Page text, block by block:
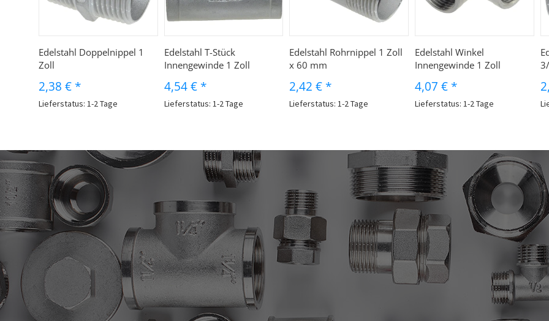
Edelstahl Doppelnippel 1
Zoll
2,38 € *
Lieferstatus: 1-2 Tage
Edelstahl T-Stück
Innengewinde 1 Zoll
4,54 € *
Lieferstatus: 1-2 Tage
Edelstahl Rohrnippel 1 Zoll
x 60 mm
2,42 € *
Lieferstatus: 1-2 Tage
Edelstahl Winkel
Innengewinde 1 Zoll
4,07 € *
Lieferstatus: 1-2 Tage